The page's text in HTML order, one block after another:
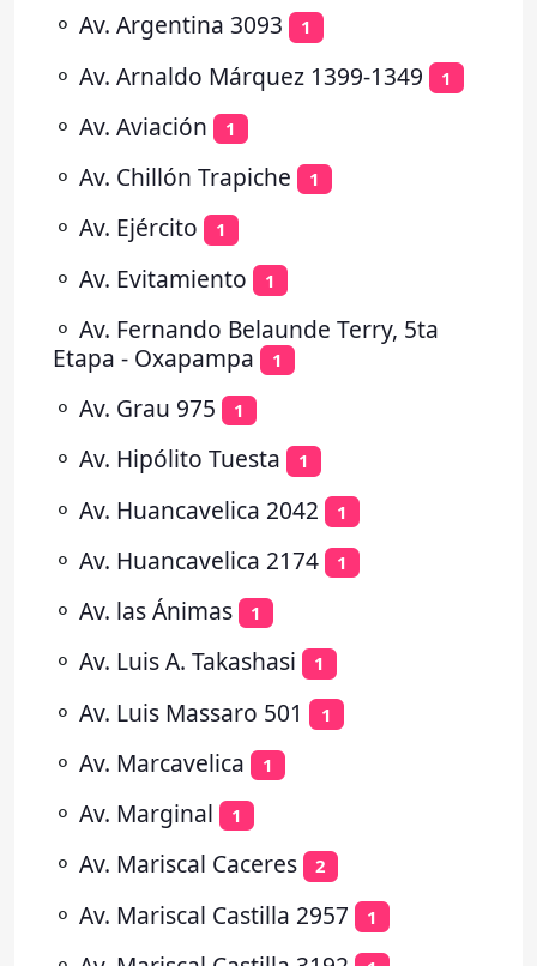
⚬ Av. Argentina 3093 1
⚬ Av. Arnaldo Márquez 1399-1349 1
⚬ Av. Aviación 1
⚬ Av. Chillón Trapiche 1
⚬ Av. Ejército 1
⚬ Av. Evitamiento 1
⚬ Av. Fernando Belaunde Terry, 5ta
Etapa - Oxapampa
1
⚬ Av. Grau 975 1
⚬ Av. Hipólito Tuesta 1
⚬ Av. Huancavelica 2042 1
⚬ Av. Huancavelica 2174 1
⚬ Av. las Ánimas 1
⚬ Av. Luis A. Takashasi 1
⚬ Av. Luis Massaro 501 1
⚬ Av. Marcavelica 1
⚬ Av. Marginal 1
⚬ Av. Mariscal Caceres 2
⚬ Av. Mariscal Castilla 2957 1